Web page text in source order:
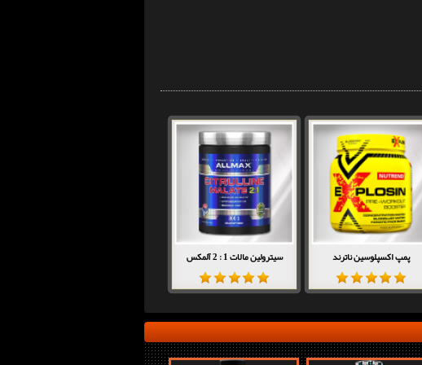
پمپ اکسپلوسین ناترند سیترولین مالات 1 : 2 آلمکس